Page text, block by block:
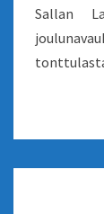
Sallan